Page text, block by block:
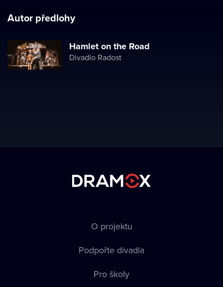
Autor předlohy
Hamlet on the Road
Divadlo Radost
O projektu
Podpořte divadla
Pro školy